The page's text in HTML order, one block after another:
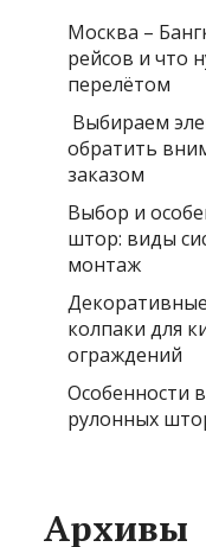
Москва –
рейсов и что
перелётом
Выбираем
обратить
заказом
Выбор и
штор: виды
монтаж
колпаки для
ограждений
Особенности
рулонных
Архивы